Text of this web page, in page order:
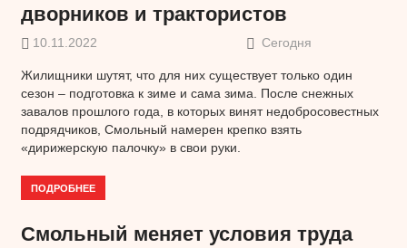
дворников и трактористов
10.11.2022 Сегодня
Жилищники шутят, что для них существует только один
сезон – подготовка к зиме и сама зима. После снежных
завалов прошлого года, в которых винят недобросовестных
подрядчиков, Смольный намерен крепко взять
«дирижерскую палочку» в свои руки.
ПОДРОБНЕЕ
Смольный меняет условия труда